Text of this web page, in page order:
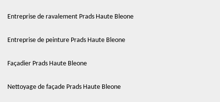
Entreprise de ravalement Prads Haute Bleone
Entreprise de peinture Prads Haute Bleone
Façadier Prads Haute Bleone
Nettoyage de façade Prads Haute Bleone